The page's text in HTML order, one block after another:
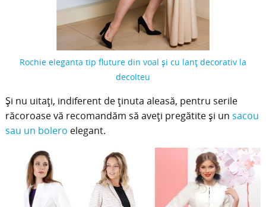
Rochie eleganta tip fluture din voal și cu lanț decorativ la
decolteu
Și nu uitați, indiferent de ținuta aleasă, pentru serile
răcoroase vă recomandăm să aveți pregătite și un sacou
sau un bolero elegant.